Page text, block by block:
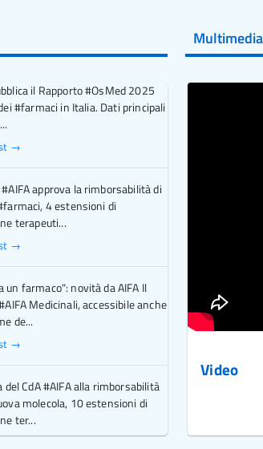
il Rapporto #OsMed 2025
#farmaci in Italia. Dati principali
→
#AIFA approva la rimborsabilità di
4 estensioni di
terapeuti...
→
un farmaco": novità da AIFA Il
Medicinali, accessibile anche
de...
→
del CdA #AIFA alla rimborsabilità
molecola, 10 estensioni di
ter...
Multimedia
Video